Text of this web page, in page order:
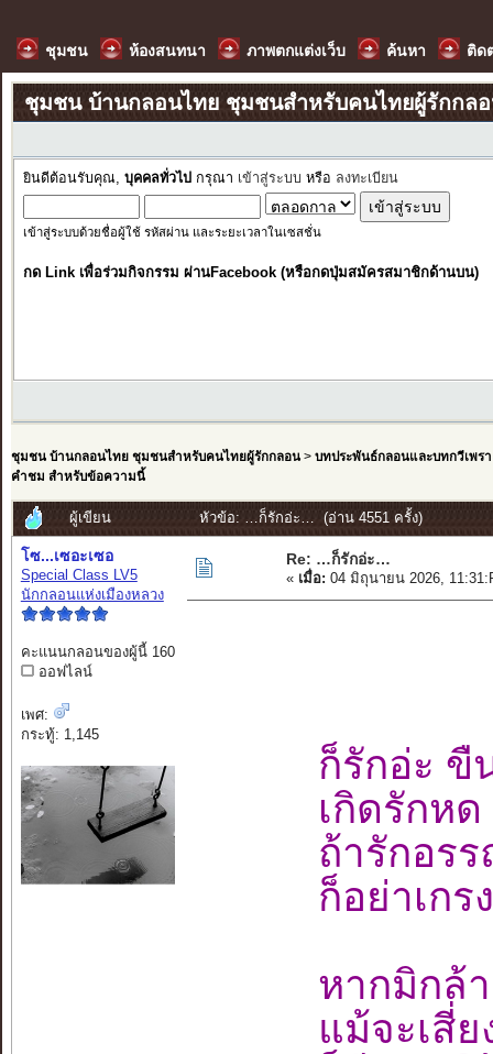
ชุมชน ห้องสนทนา ภาพตกแต่งเว็บ ค้นหา ติด
ชุมชน บ้านกลอนไทย ชุมชนสำหรับคนไทยผู้รักกล
ยินดีต้อนรับคุณ, บุคคลทั่วไป กรุณา เข้าสู่ระบบ หรือ ลงทะเบียน
เข้าสู่ระบบด้วยชื่อผู้ใช้ รหัสผ่าน และระยะเวลาในเซสชั่น
กด Link เพื่อร่วมกิจกรรม ผ่านFacebook (หรือกดปุ่มสมัครสมาชิกด้านบน)
ชุมชน บ้านกลอนไทย ชุมชนสำหรับคนไทยผู้รักกลอน> บทประพันธ์กลอนและบทกวีเพรา
คำชม สำหรับข้อความนี้
ผู้เขียน หัวข้อ: …ก็รักอ่ะ… (อ่าน 4551 ครั้ง)
โซ...เซอะเซอ
Special Class LV5
นักกลอนแห่งเมืองหลวง
คะแนนกลอนของผู้นี้ 160
ออฟไลน์
เพศ:
กระทู้: 1,145
Re: …ก็รักอ่ะ…
« เมื่อ: 04 มิถุนายน 2026,
ก็รักอ่ะ ขื
เกิดรักหด
ถ้ารักอรร
ก็อย่าเก
หากมิกล้
แม้จะเสี่